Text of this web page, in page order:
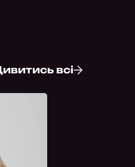
всі